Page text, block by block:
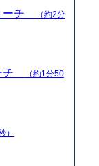
ーチ
（約2分
チ
（約1分50
）